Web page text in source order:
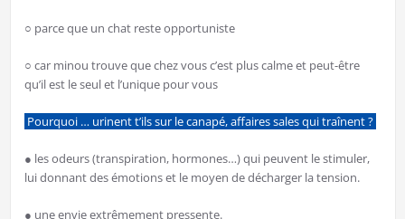
○ parce que un chat reste opportuniste
○ car minou trouve que chez vous c’est plus calme et peut-être
qu’il est le seul et l’unique pour vous
Pourquoi … urinent t’ils sur le canapé, affaires sales qui traînent ?
● les odeurs (transpiration, hormones…) qui peuvent le stimuler,
lui donnant des émotions et le moyen de décharger la tension.
● une envie extrêmement pressente.